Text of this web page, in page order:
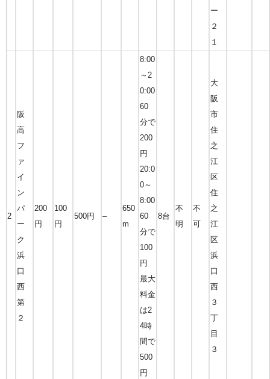
ー
２
１
2
阪
高
フ
ァ
イ
ン
パ
ー
ク
浜
口
西
第
２
200
円
100
円
500円 –
650
m
8:00
～2
0:00
60
分で
200
円
20:0
0～
8:00
60
分で
100
円
最大
料金
は2
4時
間で
500
円
8台
不
明
不
可
大
阪
市
住
之
江
区
住
之
江
区
浜
口
西
３
丁
目
３